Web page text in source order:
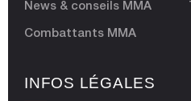
News & conseils MMA
Combattants MMA
INFOS LÉGALES